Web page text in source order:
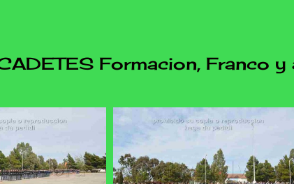
Formacion, Franco